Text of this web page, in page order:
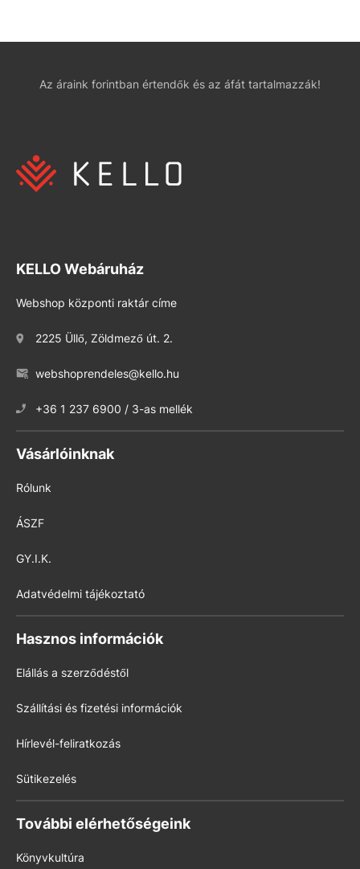
Az áraink forintban értendők és az áfát tartalmazzák!
KELLO Webáruház
Webshop központi raktár címe
2225 Üllő, Zöldmező út. 2.
webshoprendeles@kello.hu
+36 1 237 6900 / 3-as mellék
Vásárlóinknak
Rólunk
ÁSZF
GY.I.K.
Adatvédelmi tájékoztató
Hasznos információk
Elállás a szerződéstől
Szállítási és fizetési információk
Hírlevél-feliratkozás
Sütikezelés
További elérhetőségeink
Könyvkultúra